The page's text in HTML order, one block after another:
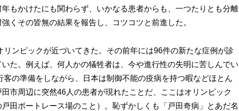
もかけたにも関わらず、いかなる患者からも、一つたりとも分離
くその皆無の結果を報告し、コツコツと前進した。
ンピックが近づいてきた。その前年には96件の新たな症例が診
た。例えば、何人かの犠牲者は、今や進行性の失明に苦しんでい
の準備をしながら、日本は制御不能の疫病を持つ暇などほとん
市周辺に突然46人の患者が現れたことだ、ここはオリンピック
田ボートレース場のこと）。恥ずかしくも「戸田奇病」とあだ名